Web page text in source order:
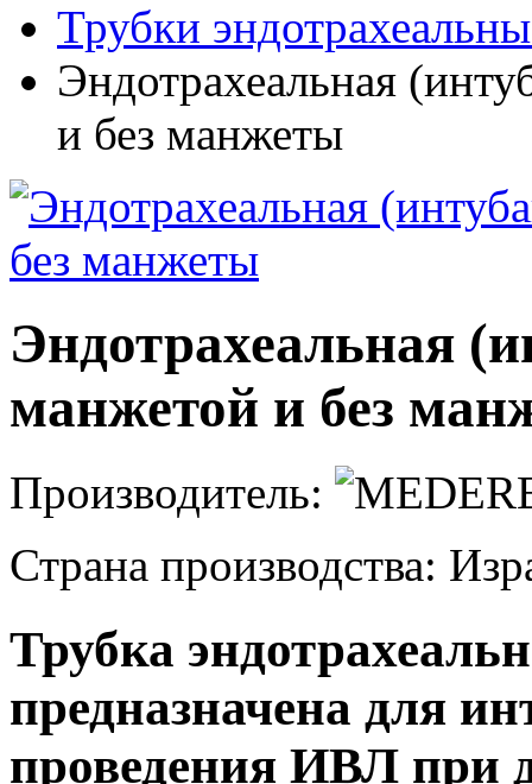
Трубки
Эндотрахеальная
и без манжеты
Эндотрахеальная
манжетой и без
Производитель:
Страна производства:
Трубка
предназначена для
проведения ИВЛ при